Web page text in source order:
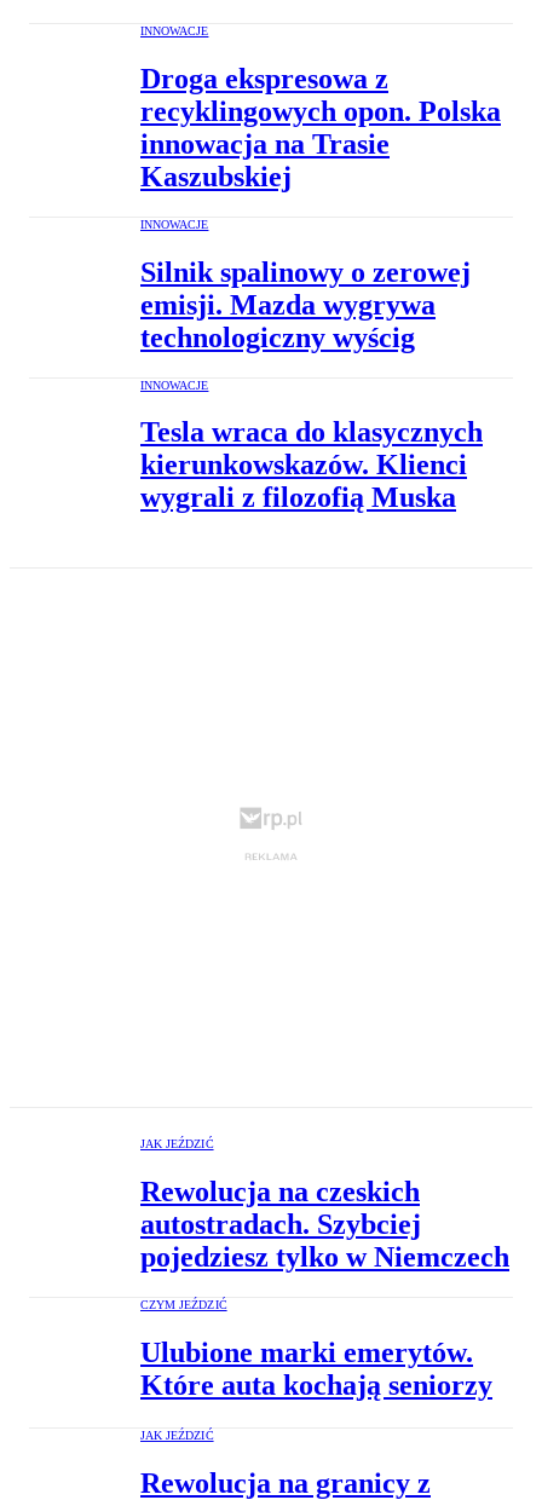
INNOWACJE
Droga ekspresowa z
recyklingowych opon. Polska
innowacja na Trasie
Kaszubskiej
INNOWACJE
Silnik spalinowy o zerowej
emisji. Mazda wygrywa
technologiczny wyścig
INNOWACJE
Tesla wraca do klasycznych
kierunkowskazów. Klienci
wygrali z filozofią Muska
JAK JEŹDZIĆ
Rewolucja na czeskich
autostradach. Szybciej
pojedziesz tylko w Niemczech
CZYM JEŹDZIĆ
Ulubione marki emerytów.
Które auta kochają seniorzy
JAK JEŹDZIĆ
Rewolucja na granicy z